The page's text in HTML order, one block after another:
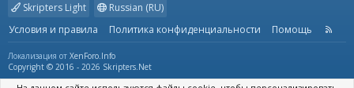
Skripters Light
Russian (RU)
Условия и правила
Политика конфиденциальности Помощь
R
Локализация от XenForo.Info
Copyright © 2016 - 2026 Skripters.Net